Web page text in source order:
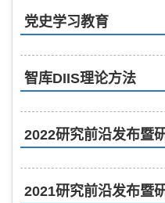
党史学习教育
智库DIIS理论方法
2022研究前沿发布暨
2021研究前沿发布暨